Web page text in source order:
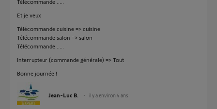
Télécommande .....
Et je veux
Télécommande cuisine => cuisine
Télécommande salon => salon
Télécommande .....
Interrupteur (commande générale) => Tout
Bonne journée !
Jean-Luc B. il y a environ 4 ans